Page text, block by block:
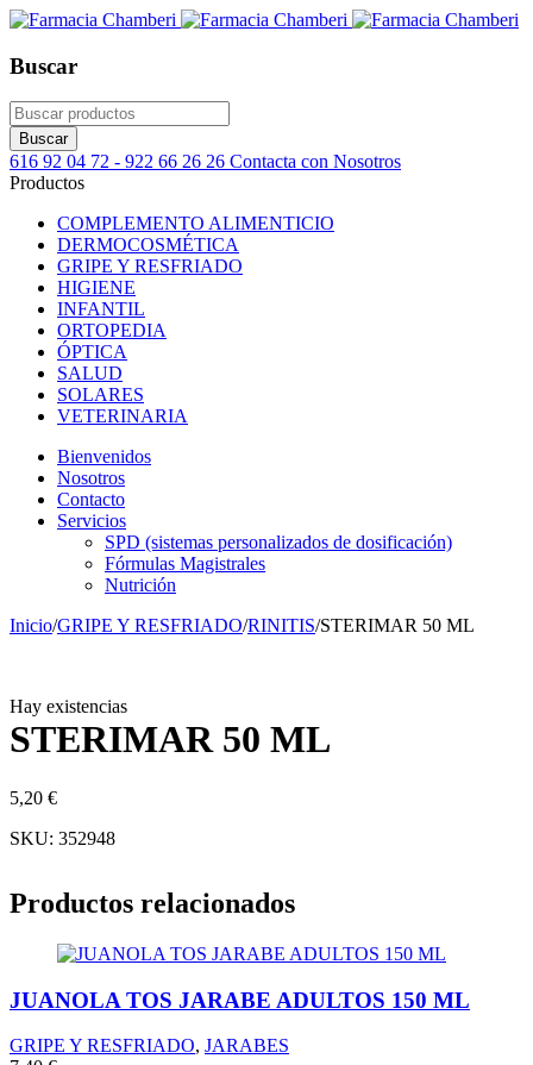
Buscar
616 92 04 72 - 922 66 26 26 Contacta con Nosotros
Productos
COMPLEMENTO ALIMENTICIO
DERMOCOSMÉTICA
GRIPE Y RESFRIADO
HIGIENE
INFANTIL
ORTOPEDIA
ÓPTICA
SALUD
SOLARES
VETERINARIA
Bienvenidos
Nosotros
Contacto
Servicios
SPD (sistemas personalizados de dosificación)
Fórmulas Magistrales
Nutrición
Inicio/GRIPE Y RESFRIADO/RINITIS/STERIMAR 50 ML
Hay existencias
STERIMAR 50 ML
5,20 €
SKU: 352948
Productos relacionados
JUANOLA TOS JARABE ADULTOS 150 ML
GRIPE Y RESFRIADO, JARABES